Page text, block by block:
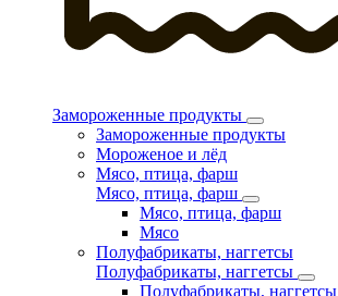
Замороженные продукты
Замороженные продукты
Мороженое и лёд
Мясо, птица, фарш
Мясо, птица, фарш
Мясо, птица, фарш
Мясо
Полуфабрикаты, наггетсы
Полуфабрикаты, наггетсы
Полуфабрикаты, наггетсы